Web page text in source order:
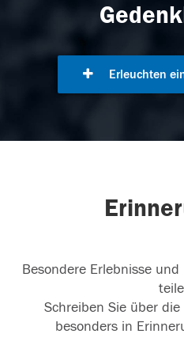
Erleuchten
Besondere Erlebnisse
Schreiben Sie über
besonders in